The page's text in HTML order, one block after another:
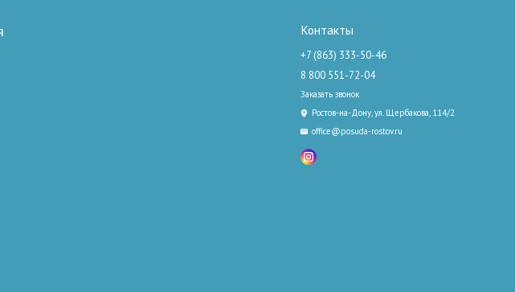
Контакты
+7 (863) 333-50-46
8 800 551-72-04
Заказать звонок
Ростов-на-Дону, ул. Щербакова, 114/2
office@posuda-rostov.ru